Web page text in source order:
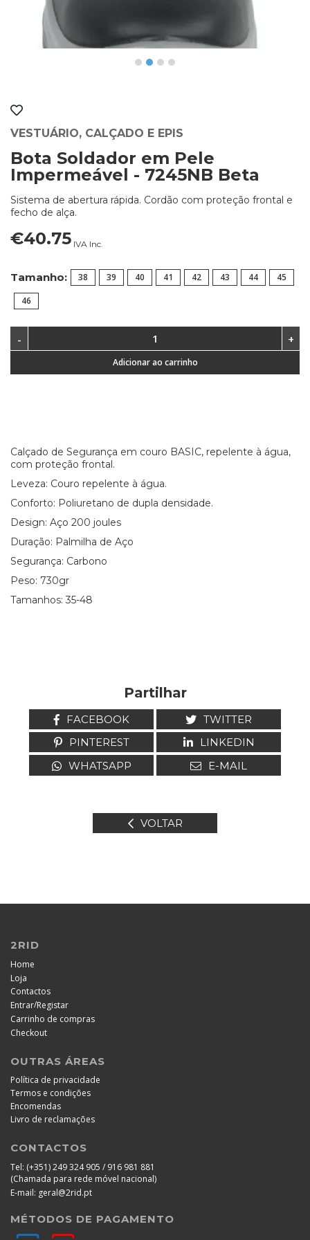
VESTUÁRIO, CALÇADO E EPIS
Bota Soldador em Pele
Impermeável - 7245NB Beta
Sistema de abertura rápida. Cordão com proteção frontal e
fecho de alça.
€40.75 IVA Inc.
Tamanho: 38 39 40 41 42 43 44
45
46
Adicionar ao carrinho
Calçado de Segurança em couro BASIC, repelente à água,
com proteção frontal.
Leveza: Couro repelente à água.
Conforto: Poliuretano de dupla densidade.
Design: Aço 200 joules
Duração: Palmilha de Aço
Segurança: Carbono
Peso: 730gr
Tamanhos: 35-48
Partilhar
FACEBOOK
TWITTER
PINTEREST
LINKEDIN
WHATSAPP
E-MAIL
VOLTAR
2RID
Home
Loja
Contactos
Entrar/Registar
Carrinho de compras
Checkout
OUTRAS ÁREAS
Política de privacidade
Termos e condições
Encomendas
Livro de reclamações
CONTACTOS
Tel: (+351) 249 324 905 / 916 981 881
(Chamada para rede móvel nacional)
E-mail: geral@2rid.pt
MÉTODOS DE PAGAMENTO